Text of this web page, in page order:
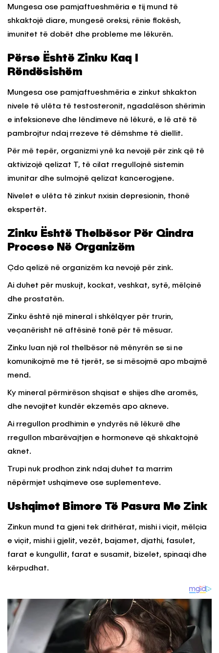
Mungesa ose pamjaftueshmëria e tij mund të
shkaktojë diare, mungesë oreksi, rënie flokësh,
imunitet të dobët dhe probleme me lëkurën.
Përse Është Zinku Kaq I
Rëndësishëm
Mungesa ose pamjaftueshmëria e zinkut shkakton
nivele të ulëta të testosteronit, ngadalëson shërimin
e infeksioneve dhe lëndimeve në lëkurë, e lë atë të
pambrojtur ndaj rrezeve të dëmshme të diellit.
Për më tepër, organizmi ynë ka nevojë për zink që të
aktivizojë qelizat T, të cilat rregullojnë sistemin
imunitar dhe sulmojnë qelizat kancerogjene.
Nivelet e ulëta të zinkut nxisin depresionin, thonë
ekspertët.
Zinku Është Thelbësor Për Qindra
Procese Në Organizëm
Çdo qelizë në organizëm ka nevojë për zink.
Ai duhet për muskujt, kockat, veshkat, sytë, mëlçinë
dhe prostatën.
Zinku është një mineral i shkëlqyer për trurin,
veçanërisht në aftësinë tonë për të mësuar.
Zinku luan një rol thelbësor në mënyrën se si ne
komunikojmë me të tjerët, se si mësojmë apo mbajmë
mend.
Ky mineral përmirëson shqisat e shijes dhe aromës,
dhe nevojitet kundër ekzemës apo akneve.
Ai rregullon prodhimin e yndyrës në lëkurë dhe
rregullon mbarëvajtjen e hormoneve që shkaktojnë
aknet.
Trupi nuk prodhon zink ndaj duhet ta marrim
nëpërmjet ushqimeve ose suplementeve.
Ushqimet Bimore Të Pasura Me Zink
Zinkun mund ta gjeni tek drithërat, mishi i viçit, mëlçia
e viçit, mishi i gjelit, vezët, bajamet, djathi, fasulet,
farat e kungullit, farat e susamit, bizelet, spinaqi dhe
kërpudhat.